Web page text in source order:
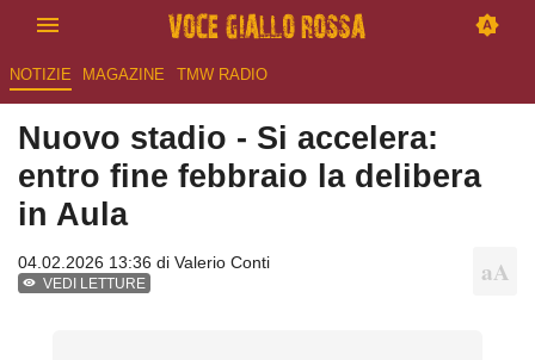
NOTIZIE MAGAZINE TMW RADIO
Nuovo stadio - Si accelera:
entro fine febbraio la delibera
in Aula
04.02.2026 13:36 di Valerio Conti
VEDI LETTURE